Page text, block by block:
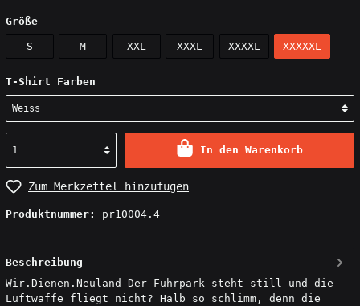
Größe
S M XXL XXXL XXXXL XXXXXL
T-Shirt Farben
In den Warenkorb
Zum Merkzettel hinzufügen
Produktnummer: pr10004.4
Beschreibung
Wir.Dienen.Neuland Der Fuhrpark steht still und die
Luftwaffe fliegt nicht? Halb so schlimm, denn die